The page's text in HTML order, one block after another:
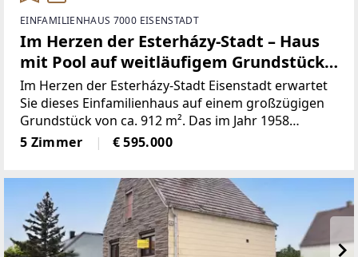
EINFAMILIENHAUS 7000 EISENSTADT
Im Herzen der Esterházy-Stadt – Haus
mit Pool auf weitläufigem Grundstück
in begehrter Wohnlage
Im Herzen der Esterházy-Stadt Eisenstadt erwartet
Sie dieses Einfamilienhaus auf einem großzügigen
Grundstück von ca. 912 m². Das im Jahr 1958
errichtete Wohnhaus bietet rund fünf Zimmer, eine
5 Zimmer € 595.000